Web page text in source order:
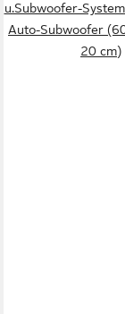
u.Subwoofer-
Auto-Subwoofer
20 cm)